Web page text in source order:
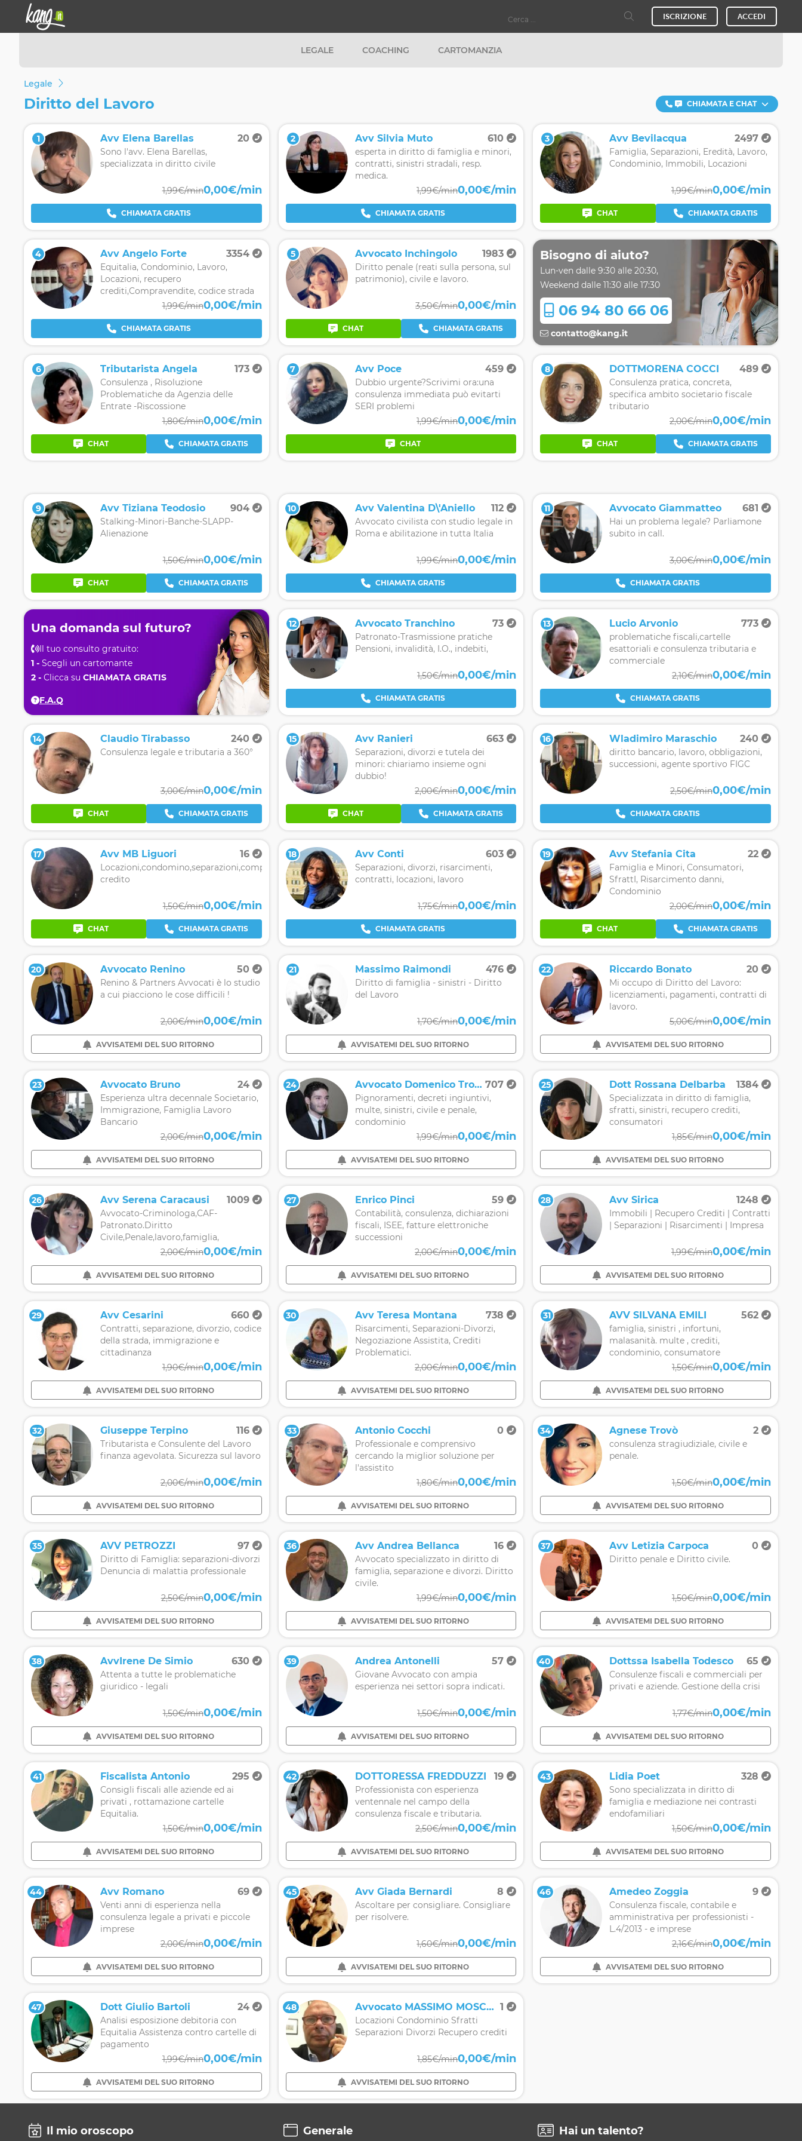
ISCRIZIONE ACCEDI
LEGALE COACHING CARTOMANZIA
Legale
Diritto del Lavoro CHIAMATA E CHAT
Bisogno di aiuto?
Lun-ven dalle 9:30 alle 20:30,
Weekend dalle 11:30 alle 17:30
06 94 80 66 06
contatto@kang.it
Una domanda sul futuro?
Il tuo consulto gratuito:
1 - Scegli un cartomante
2 - Clicca su CHIAMATA GRATIS
F.A.Q
1 Avv Elena Barellas 20
Sono l'avv. Elena Barellas,
specializzata in diritto civile
1,99€/min0,00€/min
CHIAMATA GRATIS
2 Avv Silvia Muto 610
esperta in diritto di famiglia e minori,
contratti, sinistri stradali, resp.
medica.
1,99€/min0,00€/min
CHIAMATA GRATIS
3 Avv Bevilacqua 2497
Famiglia, Separazioni, Eredità, Lavoro,
Condominio, Immobili, Locazioni
1,99€/min0,00€/min
CHAT CHIAMATA GRATIS
4 Avv Angelo Forte 3354
Equitalia, Condominio, Lavoro,
Locazioni, recupero
crediti,Compravendite, codice strada
1,99€/min0,00€/min
CHIAMATA GRATIS
5 Avvocato Inchingolo 1983
Diritto penale (reati sulla persona, sul
patrimonio), civile e lavoro.
3,50€/min0,00€/min
CHAT CHIAMATA GRATIS
6 Tributarista Angela 173
Consulenza , Risoluzione
Problematiche da Agenzia delle
Entrate -Riscossione
1,80€/min0,00€/min
CHAT CHIAMATA GRATIS
7 Avv Poce 459
Dubbio urgente?Scrivimi ora:una
consulenza immediata può evitarti
SERI problemi
1,99€/min0,00€/min
CHAT
8 DOTTMORENA COCCI 489
Consulenza pratica, concreta,
specifica ambito societario fiscale
tributario
2,00€/min0,00€/min
CHAT CHIAMATA GRATIS
9 Avv Tiziana Teodosio 904
Stalking-Minori-Banche-SLAPP-
Alienazione
1,50€/min0,00€/min
CHAT CHIAMATA GRATIS
10 Avv Valentina D\'Aniello 112
Avvocato civilista con studio legale in
Roma e abilitazione in tutta Italia
1,99€/min0,00€/min
CHIAMATA GRATIS
11 Avvocato Giammatteo 681
Hai un problema legale? Parliamone
subito in call.
3,00€/min0,00€/min
CHIAMATA GRATIS
12 Avvocato Tranchino 73
Patronato-Trasmissione pratiche
Pensioni, invalidità, I.O., indebiti,
1,50€/min0,00€/min
CHIAMATA GRATIS
13 Lucio Arvonio 773
problematiche fiscali,cartelle
esattoriali e consulenza tributaria e
commerciale
2,10€/min0,00€/min
CHIAMATA GRATIS
14 Claudio Tirabasso 240
Consulenza legale e tributaria a 360°
3,00€/min0,00€/min
CHAT CHIAMATA GRATIS
15 Avv Ranieri 663
Separazioni, divorzi e tutela dei
minori: chiariamo insieme ogni
dubbio!
2,00€/min0,00€/min
CHAT CHIAMATA GRATIS
16 Wladimiro Maraschio 240
diritto bancario, lavoro, obbligazioni,
successioni, agente sportivo FIGC
2,50€/min0,00€/min
CHIAMATA GRATIS
17 Avv MB Liguori 16
Locazioni,condomino,separazioni,compravendita,eredità,famiglia,recupero
credito
1,50€/min0,00€/min
CHAT CHIAMATA GRATIS
18 Avv Conti 603
Separazioni, divorzi, risarcimenti,
contratti, locazioni, lavoro
1,75€/min0,00€/min
CHIAMATA GRATIS
19 Avv Stefania Cita 22
Famiglia e Minori, Consumatori,
SfrattI, Risarcimento danni,
Condominio
2,00€/min0,00€/min
CHAT CHIAMATA GRATIS
20 Avvocato Renino 50
Renino & Partners Avvocati è lo studio
a cui piacciono le cose difficili !
2,00€/min0,00€/min
AVVISATEMI DEL SUO RITORNO
21 Massimo Raimondi 476
Diritto di famiglia - sinistri - Diritto
del Lavoro
1,70€/min0,00€/min
AVVISATEMI DEL SUO RITORNO
22 Riccardo Bonato 20
Mi occupo di Diritto del Lavoro:
licenziamenti, pagamenti, contratti di
lavoro.
5,00€/min0,00€/min
AVVISATEMI DEL SUO RITORNO
23 Avvocato Bruno 24
Esperienza ultra decennale Societario,
Immigrazione, Famiglia Lavoro
Bancario
2,00€/min0,00€/min
AVVISATEMI DEL SUO RITORNO
24 Avvocato Domenico Tropeano 707
Pignoramenti, decreti ingiuntivi,
multe, sinistri, civile e penale,
condominio
1,99€/min0,00€/min
AVVISATEMI DEL SUO RITORNO
25 Dott Rossana Delbarba 1384
Specializzata in diritto di famiglia,
sfratti, sinistri, recupero crediti,
consumatori
1,85€/min0,00€/min
AVVISATEMI DEL SUO RITORNO
26 Avv Serena Caracausi 1009
Avvocato-Criminologa,CAF-
Patronato.Diritto
Civile,Penale,lavoro,famiglia,
2,00€/min0,00€/min
AVVISATEMI DEL SUO RITORNO
27 Enrico Pinci 59
Contabilità, consulenza, dichiarazioni
fiscali, ISEE, fatture elettroniche
successioni
2,00€/min0,00€/min
AVVISATEMI DEL SUO RITORNO
28 Avv Sirica 1248
Immobili | Recupero Crediti | Contratti
| Separazioni | Risarcimenti | Impresa
1,99€/min0,00€/min
AVVISATEMI DEL SUO RITORNO
29 Avv Cesarini 660
Contratti, separazione, divorzio, codice
della strada, immigrazione e
cittadinanza
1,90€/min0,00€/min
AVVISATEMI DEL SUO RITORNO
30 Avv Teresa Montana 738
Risarcimenti, Separazioni-Divorzi,
Negoziazione Assistita, Crediti
Problematici.
2,00€/min0,00€/min
AVVISATEMI DEL SUO RITORNO
31 AVV SILVANA EMILI 562
famiglia, sinistri , infortuni,
malasanità. multe , crediti,
condominio, consumatore
1,50€/min0,00€/min
AVVISATEMI DEL SUO RITORNO
32 Giuseppe Terpino 116
Tributarista e Consulente del Lavoro
finanza agevolata. Sicurezza sul lavoro
2,00€/min0,00€/min
AVVISATEMI DEL SUO RITORNO
33 Antonio Cocchi 0
Professionale e comprensivo
cercando la miglior soluzione per
l'assistito
1,80€/min0,00€/min
AVVISATEMI DEL SUO RITORNO
34 Agnese Trovò 2
consulenza stragiudiziale, civile e
penale.
1,50€/min0,00€/min
AVVISATEMI DEL SUO RITORNO
35 AVV PETROZZI 97
Diritto di Famiglia: separazioni-divorzi
Denuncia di malattia professionale
2,50€/min0,00€/min
AVVISATEMI DEL SUO RITORNO
36 Avv Andrea Bellanca 16
Avvocato specializzato in diritto di
famiglia, separazione e divorzi. Diritto
civile.
1,99€/min0,00€/min
AVVISATEMI DEL SUO RITORNO
37 Avv Letizia Carpoca 0
Diritto penale e Diritto civile.
1,50€/min0,00€/min
AVVISATEMI DEL SUO RITORNO
38 AvvIrene De Simio 630
Attenta a tutte le problematiche
giuridico - legali
1,50€/min0,00€/min
AVVISATEMI DEL SUO RITORNO
39 Andrea Antonelli 57
Giovane Avvocato con ampia
esperienza nei settori sopra indicati.
1,50€/min0,00€/min
AVVISATEMI DEL SUO RITORNO
40 Dottssa Isabella Todesco 65
Consulenze fiscali e commerciali per
privati e aziende. Gestione della crisi
1,77€/min0,00€/min
AVVISATEMI DEL SUO RITORNO
41 Fiscalista Antonio 295
Consigli fiscali alle aziende ed ai
privati , rottamazione cartelle
Equitalia.
1,50€/min0,00€/min
AVVISATEMI DEL SUO RITORNO
42 DOTTORESSA FREDDUZZI 19
Professionista con esperienza
ventennale nel campo della
consulenza fiscale e tributaria.
2,50€/min0,00€/min
AVVISATEMI DEL SUO RITORNO
43 Lidia Poet 328
Sono specializzata in diritto di
famiglia e mediazione nei contrasti
endofamiliari
1,50€/min0,00€/min
AVVISATEMI DEL SUO RITORNO
44 Avv Romano 69
Venti anni di esperienza nella
consulenza legale a privati e piccole
imprese
2,00€/min0,00€/min
AVVISATEMI DEL SUO RITORNO
45 Avv Giada Bernardi 8
Ascoltare per consigliare. Consigliare
per risolvere.
1,60€/min0,00€/min
AVVISATEMI DEL SUO RITORNO
46 Amedeo Zoggia 9
Consulenza fiscale, contabile e
amministrativa per professionisti -
L.4/2013 - e imprese
2,16€/min0,00€/min
AVVISATEMI DEL SUO RITORNO
47 Dott Giulio Bartoli 24
Analisi esposizione debitoria con
Equitalia Assistenza contro cartelle di
pagamento
1,99€/min0,00€/min
AVVISATEMI DEL SUO RITORNO
48 Avvocato MASSIMO MOSCATELLI 1
Locazioni Condominio Sfratti
Separazioni Divorzi Recupero crediti
1,85€/min0,00€/min
AVVISATEMI DEL SUO RITORNO
Il mio oroscopo Generale Hai un talento?